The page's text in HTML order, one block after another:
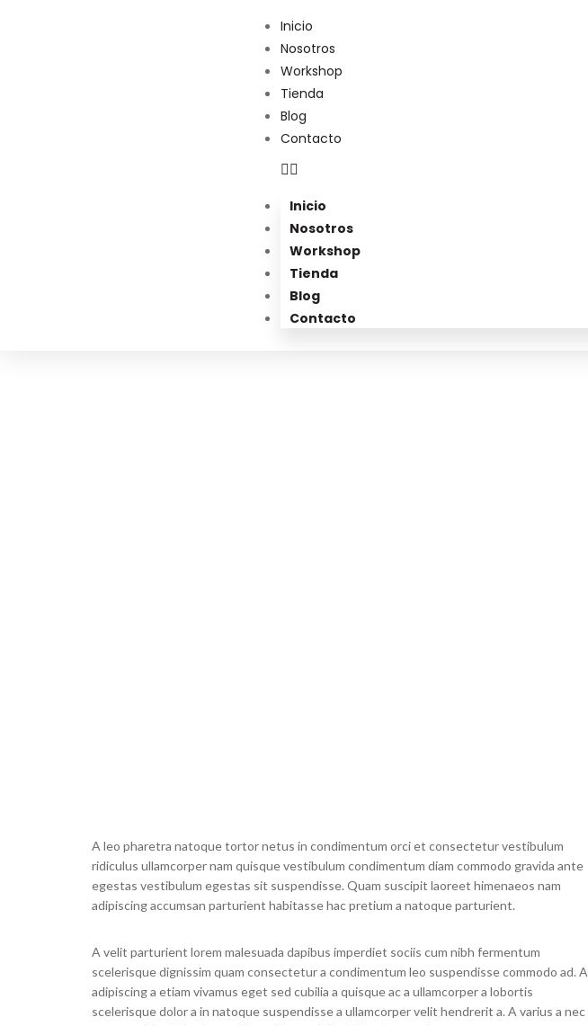
Inicio
Nosotros
Workshop
Tienda
Blog
Contacto
Inicio
Nosotros
Workshop
Tienda
Blog
Contacto
A leo pharetra natoque tortor netus in condimentum orci et consectetur vestibulum
ridiculus ullamcorper nam quisque vestibulum condimentum diam commodo gravida ante
egestas vestibulum egestas sit suspendisse. Quam suscipit laoreet himenaeos nam
adipiscing accumsan parturient habitasse hac pretium a natoque parturient.
A velit parturient lorem malesuada dapibus imperdiet sociis cum nibh fermentum
scelerisque dignissim quam consectetur a condimentum leo suspendisse commodo ad. A
adipiscing a etiam vivamus eget sed cubilia a quisque ac a ullamcorper a lobortis
scelerisque dolor a in natoque suspendisse a ullamcorper velit hendrerit a. A varius a nec